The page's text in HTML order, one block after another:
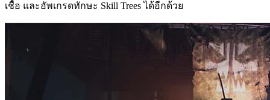
เชื้อ และอัพเกรดทักษะ Skill Trees ได้อีกด้วย